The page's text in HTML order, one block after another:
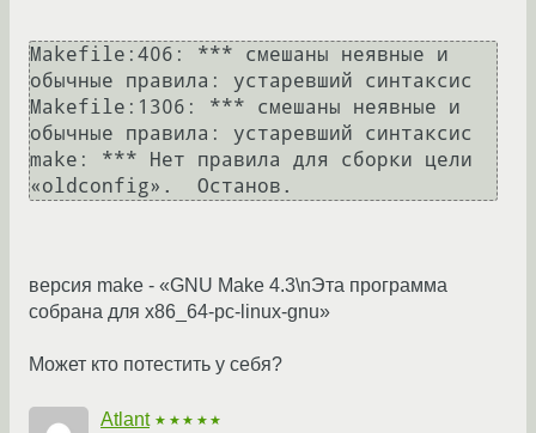
Makefile:406: *** смешаны неявные и
обычные правила: устаревший синтаксис
Makefile:1306: *** смешаны неявные и
обычные правила: устаревший синтаксис
make: *** Нет правила для сборки цели
версия make - «GNU Make 4.3\nЭта программа
собрана для x86_64-pc-linux-gnu»
Может кто потестить у себя?
Atlant ★★★★★